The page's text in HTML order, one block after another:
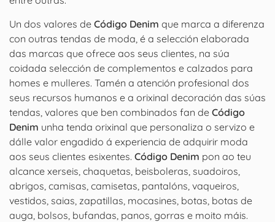
Un dos valores de Código Denim que marca a diferenza
con outras tendas de moda, é a selección elaborada
das marcas que ofrece aos seus clientes, na súa
coidada selección de complementos e calzados para
homes e mulleres. Tamén a atención profesional dos
seus recursos humanos e a orixinal decoración das súas
tendas, valores que ben combinados fan de Código
Denim unha tenda orixinal que personaliza o servizo e
dálle valor engadido á experiencia de adquirir moda
aos seus clientes esixentes. Código Denim pon ao teu
alcance xerseis, chaquetas, beisboleras, suadoiros,
abrigos, camisas, camisetas, pantalóns, vaqueiros,
vestidos, saias, zapatillas, mocasines, botas, botas de
auga, bolsos, bufandas, panos, gorras e moito máis.